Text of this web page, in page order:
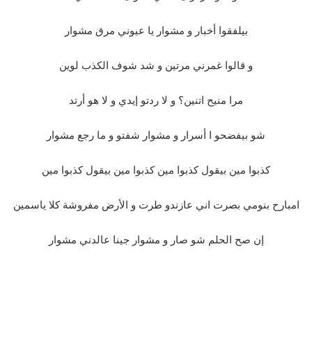
بيلفقوا أخبار و مشوار يا عيوني مرق مشوار
و قالوا غمرني مرتين و شد شوف الكذب لوين
مرا منيح اتنين؟ و لا ردتو إيدي و لا هو أرتد
شو بيفضحو ا أسرار و مشوار شفتو و ما رجع مشوار
كذبوا مين بيقول كذبوا مين كذبوا مين بيقول كذبوا مين
امبارح بنومي بصرت اني عازندو طرت و الأرض مفروشة كلا ياسمين
إن صح الحلم شو صار و مشوار جينا عالدني مشوار